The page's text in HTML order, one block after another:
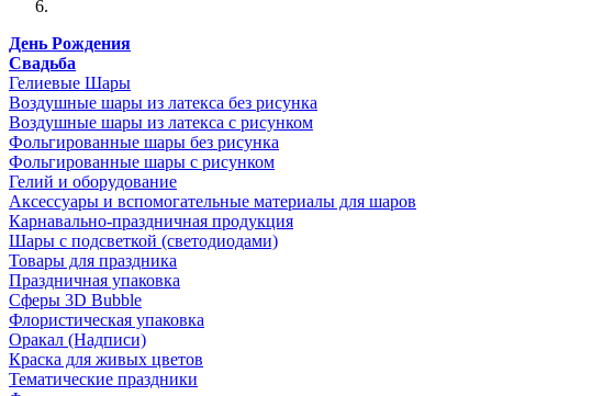
День Рождения
Свадьба
Гелиевые Шары
Воздушные шары из латекса без рисунка
Воздушные шары из латекса с рисунком
Фольгированные шары без рисунка
Фольгированные шары с рисунком
Гелий и оборудование
Аксессуары и вспомогательные материалы для шаров
Карнавально-праздничная продукция
Шары с подсветкой (светодиодами)
Товары для праздника
Праздничная упаковка
Сферы 3D Bubble
Флористическая упаковка
Оракал (Надписи)
Краска для живых цветов
Тематические праздники